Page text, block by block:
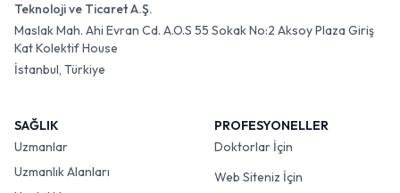
Teknoloji ve Ticaret A.Ş.
Maslak Mah. Ahi Evran Cd. A.O.S 55 Sokak No:2 Aksoy Plaza Giriş
Kat Kolektif House
İstanbul, Türkiye
SAĞLIK
Uzmanlar
Uzmanlık Alanları
PROFESYONELLER
Doktorlar İçin
Web Siteniz İçin